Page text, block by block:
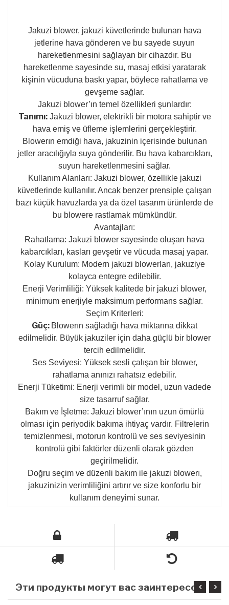
Jakuzi blower, jakuzi küvetlerinde bulunan hava
jetlerine hava gönderen ve bu sayede suyun
hareketlenmesini sağlayan bir cihazdır. Bu
hareketlenme sayesinde su, masaj etkisi yaratarak
kişinin vücuduna baskı yapar, böylece rahatlama ve
gevşeme sağlar.
Jakuzi blower’ın temel özellikleri şunlardır:
Tanımı:Jakuzi blower, elektrikli bir motora sahiptir ve
hava emiş ve üfleme işlemlerini gerçekleştirir.
Blowerın emdiği hava, jakuzinin içerisinde bulunan
jetler aracılığıyla suya gönderilir. Bu hava kabarcıkları,
suyun hareketlenmesini sağlar.
Kullanım Alanları: Jakuzi blower, özellikle jakuzi
küvetlerinde kullanılır. Ancak benzer prensiple çalışan
bazı küçük havuzlarda ya da özel tasarım ürünlerde de
bu blowere rastlamak mümkündür.
Avantajları:
Rahatlama: Jakuzi blower sayesinde oluşan hava
kabarcıkları, kasları gevşetir ve vücuda masaj yapar.
Kolay Kurulum: Modern jakuzi blowerları, jakuziye
kolayca entegre edilebilir.
Enerji Verimliliği: Yüksek kalitede bir jakuzi blower,
minimum enerjiyle maksimum performans sağlar.
Seçim Kriterleri:
Güç: Blowerın sağladığı hava miktarına dikkat
edilmelidir. Büyük jakuziler için daha güçlü bir blower
tercih edilmelidir.
Ses Seviyesi: Yüksek sesli çalışan bir blower,
rahatlama anınızı rahatsız edebilir.
Enerji Tüketimi: Enerji verimli bir model, uzun vadede
size tasarruf sağlar.
Bakım ve İşletme: Jakuzi blower’ının uzun ömürlü
olması için periyodik bakıma ihtiyaç vardır. Filtrelerin
temizlenmesi, motorun kontrolü ve ses seviyesinin
kontrolü gibi faktörler düzenli olarak gözden
geçirilmelidir.
Doğru seçim ve düzenli bakım ile jakuzi blowerı,
jakuzinizin verimliliğini artırır ve size konforlu bir
kullanım deneyimi sunar.